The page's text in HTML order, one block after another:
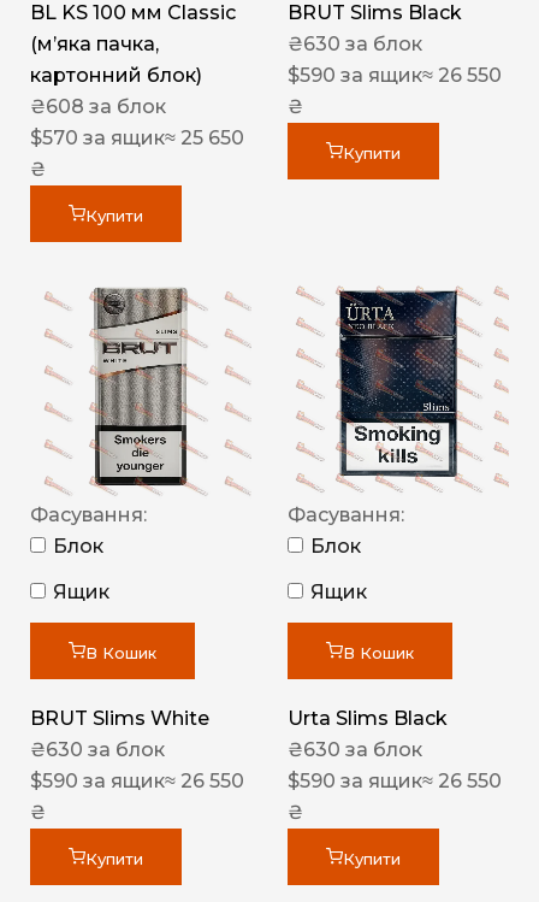
BL KS 100 мм Classic
(м’яка пачка,
картонний блок)
₴608 за блок
$570 за ящик≈ 25 650
₴
Купити
BRUT Slims Black
₴630 за блок
$590 за ящик≈ 26 550
₴
Купити
Фасування:
Блок
Ящик
В Кошик
BRUT Slims White
₴630 за блок
$590 за ящик≈ 26 550
₴
Купити
Фасування:
Блок
Ящик
В Кошик
Urta Slims Black
₴630 за блок
$590 за ящик≈ 26 550
₴
Купити